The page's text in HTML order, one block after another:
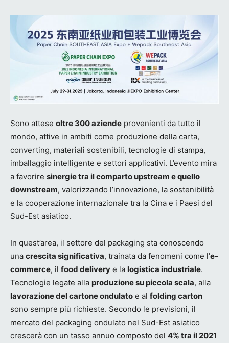
Sono attese oltre 300 aziende provenienti da tutto il
mondo, attive in ambiti come produzione della carta,
converting, materiali sostenibili, tecnologie di stampa,
imballaggio intelligente e settori applicativi. L’evento mira
a favorire sinergie tra il comparto upstream e quello
downstream, valorizzando l’innovazione, la sostenibilità
e la cooperazione internazionale tra la Cina e i Paesi del
Sud-Est asiatico.
In quest’area, il settore del packaging sta conoscendo
una crescita significativa, trainata da fenomeni come l’e-
commerce, il food delivery e la logistica industriale.
Tecnologie legate alla produzione su piccola scala, alla
lavorazione del cartone ondulato e al folding carton
sono sempre più richieste. Secondo le previsioni, il
mercato del packaging ondulato nel Sud-Est asiatico
crescerà con un tasso annuo composto del 4% tra il 2021